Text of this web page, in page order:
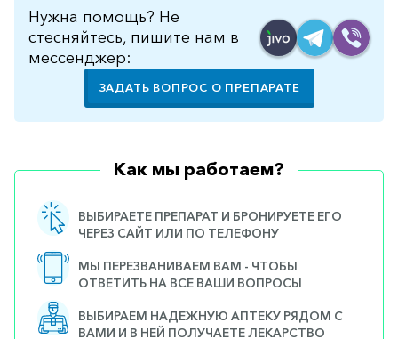
Нужна помощь? Не
стесняйтесь, пишите нам в
мессенджер:
ЗАДАТЬ ВОПРОС О ПРЕПАРАТЕ
Как мы работаем?
ВЫБИРАЕТЕ ПРЕПАРАТ И БРОНИРУЕТЕ ЕГО
ЧЕРЕЗ САЙТ ИЛИ ПО ТЕЛЕФОНУ
МЫ ПЕРЕЗВАНИВАЕМ ВАМ - ЧТОБЫ
ОТВЕТИТЬ НА ВСЕ ВАШИ ВОПРОСЫ
ВЫБИРАЕМ НАДЕЖНУЮ АПТЕКУ РЯДОМ С
ВАМИ И В НЕЙ ПОЛУЧАЕТЕ ЛЕКАРСТВО